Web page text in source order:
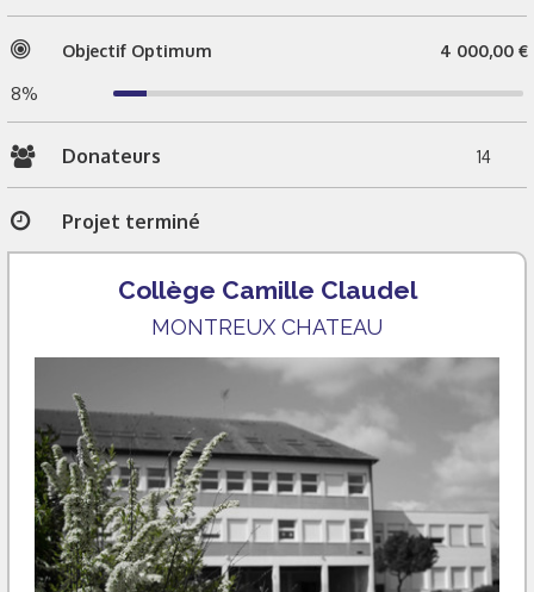
Objectif Optimum 4 000,00 €
8%
Donateurs 14
Projet terminé
Collège Camille Claudel
MONTREUX CHATEAU